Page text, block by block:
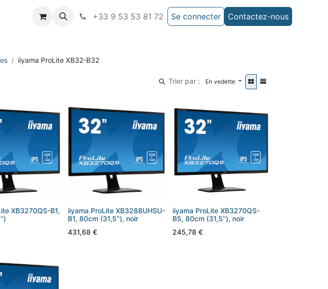
+33 9 53 53 81 72 Se connecter Contactez-nous
iiyama ProLite XB32-B32
Trier par : En vedette
XB3270QS-B1,
iiyama ProLite XB3288UHSU-
B1, 80cm (31,5''), noir
431,68 €
iiyama ProLite XB3270QS-
B5, 80cm (31,5''), noir
245,78 €